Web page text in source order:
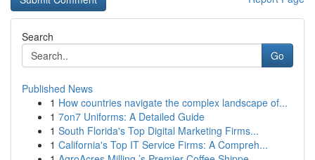
Search
Go
Published News
1 How countries navigate the complex landscape of...
1 7on7 Uniforms: A Detailed Guide
1 South Florida's Top Digital Marketing Firms...
1 California's Top IT Service Firms: A Compreh...